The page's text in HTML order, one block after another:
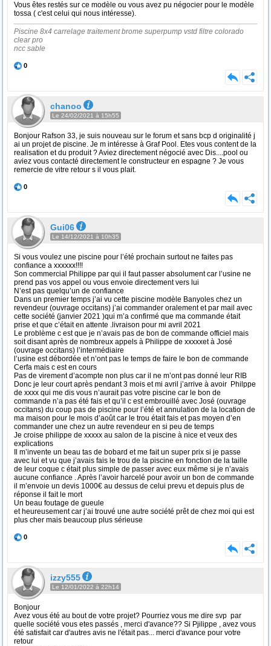
Vous êtes restés sur ce modèle ou vous avez pu négocier pour le modèle
tossa ( c'est celui qui nous intéresse).
Piscine 8x4 carrelage traitement brome superpump vstd filtre colorado
clear pro
ncc sable
0
chanoo
Le 24/02/2021 à 15h55
Bonjour Rafson 33, je suis nouveau sur le forum et sans bcp d originalité j
ai un projet de piscine. Je m intéresse à Graf Pool. Etes vous content de la
realisation et du produit ? Aviez directement négocié avec Dis....pool ou
aviez vous contacté directement le constructeur en espagne ? Je vous
remercie de vitre retour s il vous plait.
0
Gui06
Le 14/12/2021 à 10h35
Si vous voulez une piscine pour l’été prochain surtout ne faites pas
confiance a xxxxxx!!!!
Son commercial Philippe par qui il faut passer absolument car l’usine ne
prend pas vos appel ou vous envoie directement vers lui
N’est pas quelqu’un de confiance
Dans un premier temps j’ai vu cette piscine modèle Banyoles chez un
revendeur (ouvrage occitans) j’ai commander oralement et par mail avec
cette société (janvier 2021 )qui m’a confirmé que ma commande était
prise et que c’était en attente .livraison pour mi avril 2021
Le problème c est que je n’avais pas de bon de commande officiel mais
soit disant après de nombreux appels à Philippe de xxxxxet à José
(ouvrage occitans) l’intermédiaire
l’usine est débordée et n’ont pas le temps de faire le bon de commande
Cerfa mais c est en cours
Pas de virement d’acompte non plus car il ne m’ont pas donné leur RIB
Donc je leur court après pendant 3 mois et mi avril j’arrive à avoir Philppe
de xxxx qui me dis vous n’aurait pas votre piscine car le bon de
commande n’a pas été fais et qu’il c est embrouillé avec José (ouvrage
occitans) du coup pas de piscine pour l’été et annulation de la location de
ma maison pour le mois d’août car le trou était fais et pas moyen d’en
commander une chez un autre revendeur en si peu de temps
Je croise philippe de xxxxx au salon de la piscine à nice et veux des
explications
Il m’invente un beau tas de bobard et me fait un super prix si je passe
avec lui et vu que j’avais fais le trou de la piscine en fonction de la taille
de leur coque c était plus simple de passer avec eux même si je n’avais
aucune confiance . Après l’avoir harcelé pour avoir un bon de commande
il m’envoie un devis 1000€ au dessus de celui prevu et depuis plus de
réponse il fait le mort
Un beau foutage de gueule
et heureusement car j’ai trouvé une autre société prêt de chez moi qui est
plus cher mais beaucoup plus sérieuse
0
izzy555
Le 12/01/2022 à 22h14
Bonjour
Avez vous été au bout de votre projet? Pourriez vous me dire svp par
quelle société vous etes passés , merci d'avance?? Si Pjilippe , avez vous
été satisfait car d'autres avis ne l'était pas... merci d'avance pour votre
retour